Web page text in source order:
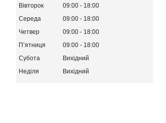
Вівторок
09:00
18:00
Середа
09:00
18:00
Четвер
09:00
18:00
Пʼятниця
09:00
18:00
Субота
Вихідний
Неділя
Вихідний